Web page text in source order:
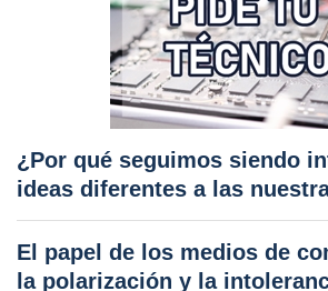
¿Por qué seguimos siendo
ideas diferentes a las
El papel de los medios de
la polarización y la